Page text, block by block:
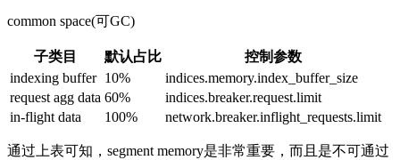
common space(可GC)
子类目 默认占比
控制参数
indexing buffer 10%
indices.memory.index_buffer_size
request agg data 60%
indices.breaker.request.limit
in-flight data
100% network.breaker.inflight_requests.limit
通过上表可知，segment memory是非常重要，而且是不可通过